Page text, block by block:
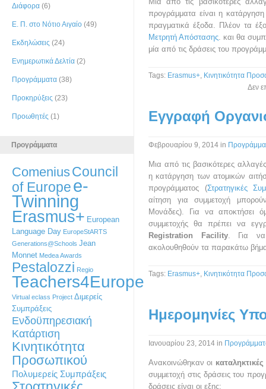
Διάφορα (6)
Ε. Π. στο Νότιο Αιγαίο (49)
Εκδηλώσεις (24)
Ενημερωτικά Δελτία (2)
Προγράμματα (38)
Προκηρύξεις (23)
Προωθητές (1)
Προγράμματα
ComeniusCouncil
of Europee-
Twinning
Erasmus+ European
Language Day EuropeStARTS
Generations@Schools Jean
Monnet Medea Awards
Pestalozzi Regio
Teachers4Europe
Virtual eclass Project Διμερείς
Συμπράξεις
Ενδοϋπηρεσιακή
Κατάρτιση
Κινητικότητα
Προσωπικού
Πολυμερείς Συμπράξεις
προγράμματα είναι η
πραγματικά έξοδα. Πλέον τα
Μετρητή Απόστασης. και θα
μία από τις δράσεις του
Tags: Erasmus+, Κινητικότητα
Δεν
Εγγραφή
Φεβρουαρίου 9, 2014 in
Μια από τις βασικότερες
η κατάργηση των ατομικών
προγράμματος (Στρατηγικές
αίτηση για συμμετοχή
Μονάδες). Για να αποκτήσει
συμμετοχής θα πρέπει να
Registration Facility. Για να
ακολουθηθούν τα παρακάτω
Tags: Erasmus+, Κινητικότητα
Ημερομηνίες
Ιανουαρίου 23, 2014 in
Ανακοινώθηκαν οι
συμμετοχή στις δράσεις του
δράσεις είναι οι εξης: